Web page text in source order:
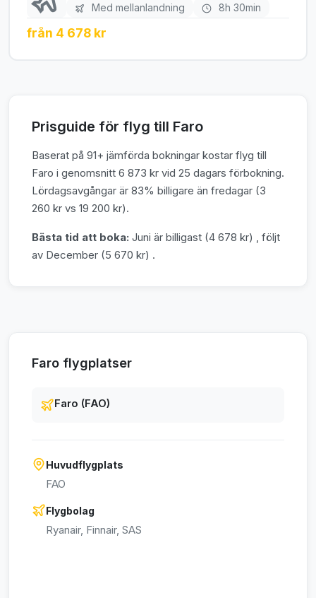
Med mellanlandning 8h 30min
från 4 678 kr
Prisguide för flyg till Faro
Baserat på 91+ jämförda bokningar kostar flyg till
Faro i genomsnitt 6 873 kr vid 25 dagars förbokning.
Lördagsavgångar är 83% billigare än fredagar (3
260 kr vs 19 200 kr).
Bästa tid att boka: Juni är billigast (4 678 kr) , följt
av December (5 670 kr) .
Faro flygplatser
Faro (FAO)
Huvudflygplats
FAO
Flygbolag
Ryanair, Finnair, SAS